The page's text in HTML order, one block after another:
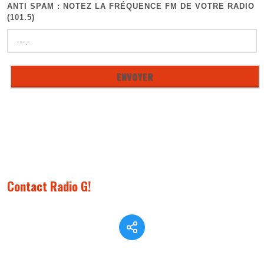
ANTI SPAM : NOTEZ LA FRÉQUENCE FM DE VOTRE RADIO
(101.5)
Contact Radio G!